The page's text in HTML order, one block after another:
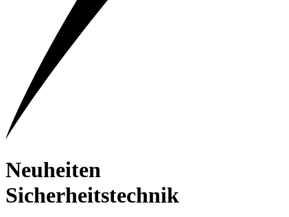
Neuheiten
Sicherheitstechnik